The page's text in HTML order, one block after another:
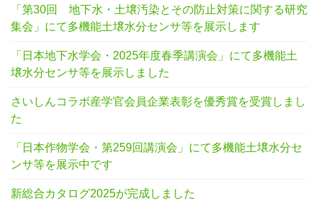
「第30回 地下水・土壌汚染とその防止対策に関する研究
集会」にて多機能土壌水分センサ等を展示します
「日本地下水学会・2025年度春季講演会」にて多機能土
壌水分センサ等を展示しました
さいしんコラボ産学官会員企業表彰を優秀賞を受賞しまし
た
「日本作物学会・第259回講演会」にて多機能土壌水分セ
ンサ等を展示中です
新総合カタログ2025が完成しました